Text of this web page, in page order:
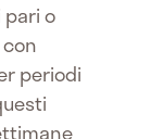
pari o
periodi